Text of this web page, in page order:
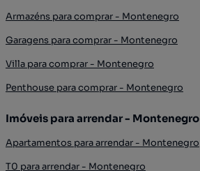
Armazéns para comprar - Montenegro
Garagens para comprar - Montenegro
Villa para comprar - Montenegro
Penthouse para comprar - Montenegro
Imóveis para arrendar - Montenegro
Apartamentos para arrendar - Montenegro
T0 para arrendar - Montenegro